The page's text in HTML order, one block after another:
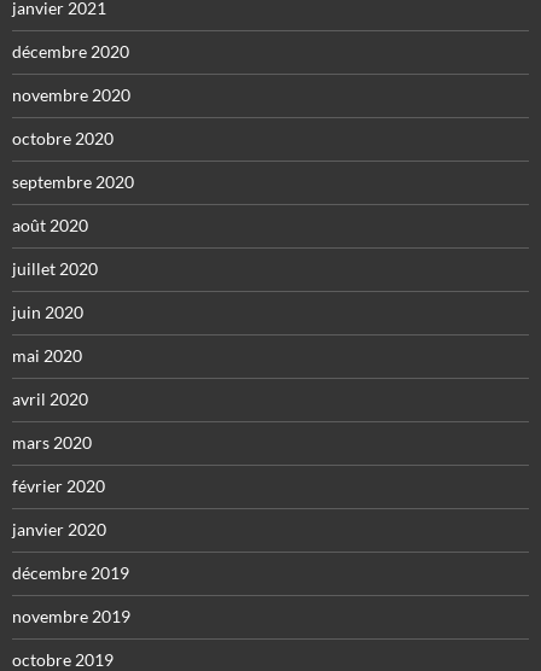
janvier 2021
décembre 2020
novembre 2020
octobre 2020
septembre 2020
août 2020
juillet 2020
juin 2020
mai 2020
avril 2020
mars 2020
février 2020
janvier 2020
décembre 2019
novembre 2019
octobre 2019